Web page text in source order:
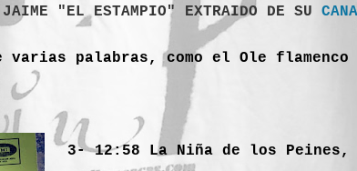
"EL ESTAMPIO" EXTRAIDO DE SU
palabras, como el Ole
3- 12:58 La Niña de los